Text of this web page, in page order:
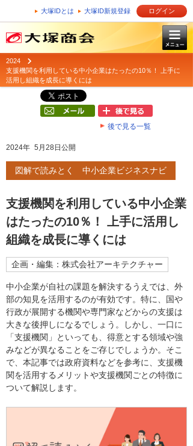
大塚IDとは 大塚ID新規登録 ログイン
2024
支援機関を利用している中小企業はたったの10％！ 上手に
活用し組織を成長に導くには
後で見る一覧
2024年 5月28日公開
図解で読みとく 中小企業ビジネスナビ
支援機関を利用している中小企業
はたったの10％！ 上手に活用し
組織を成長に導くには
企画・編集：株式会社アーキテクチャー
中小企業が自社の課題を解決するうえでは、外
部の知見を活用するのが有効です。特に、国や
行政が展開する機関や専門家などからの支援は
大きな後押しになるでしょう。しかし、一口に
「支援機関」といっても、得意とする領域や強
みなどが異なることをご存じでしょうか。そこ
で、本記事では政府資料などを参考に、支援機
関を活用するメリットや支援機関ごとの特徴に
ついて解説します。